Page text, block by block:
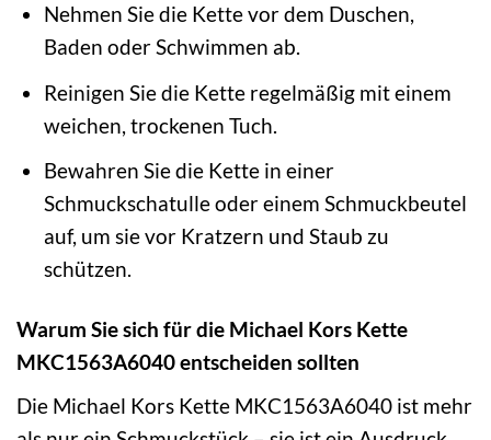
Nehmen Sie die Kette vor dem Duschen,
Baden oder Schwimmen ab.
Reinigen Sie die Kette regelmäßig mit einem
weichen, trockenen Tuch.
Bewahren Sie die Kette in einer
Schmuckschatulle oder einem Schmuckbeutel
auf, um sie vor Kratzern und Staub zu
schützen.
Warum Sie sich für die Michael Kors Kette
MKC1563A6040 entscheiden sollten
Die Michael Kors Kette MKC1563A6040 ist mehr